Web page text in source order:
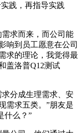
践，再指导实践
求而来，而公司能
响到员工愿意在公司
求的理论，我觉得最
盖洛普Q12测试
分成生理需求、安
需求五类。”朋友是
什么？”